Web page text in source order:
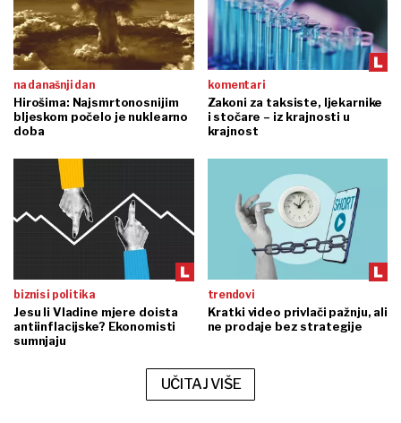
na današnji dan
Hirošima: Najsmrtonosnijim
bljeskom počelo je nuklearno
doba
komentari
Zakoni za taksiste, ljekarnike
i stočare – iz krajnosti u
krajnost
biznis i politika
Jesu li Vladine mjere doista
antiinflacijske? Ekonomisti
sumnjaju
trendovi
Kratki video privlači pažnju, ali
ne prodaje bez strategije
UČITAJ VIŠE